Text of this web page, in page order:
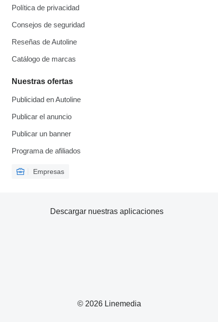
Política de privacidad
Consejos de seguridad
Reseñas de Autoline
Catálogo de marcas
Nuestras ofertas
Publicidad en Autoline
Publicar el anuncio
Publicar un banner
Programa de afiliados
Empresas
© 2026 Linemedia
Descargar nuestras aplicaciones